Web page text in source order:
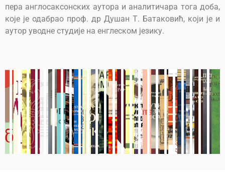
пера англосаксонских аутора и аналитичара тога доба,
које је одабрао проф. др Душан Т. Батаковић, који је и
аутор уводне студије на енглеском језику.